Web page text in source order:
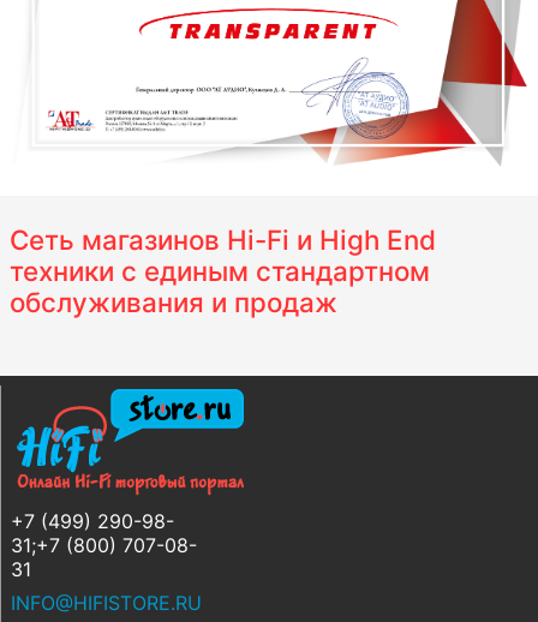
Сеть магазинов Hi-Fi и High End
техники с единым стандартном
обслуживания и продаж
+7 (499) 290-98-
31;+7 (800) 707-08-
31
INFO@HIFISTORE.RU